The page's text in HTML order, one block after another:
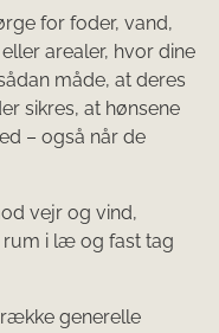
for foder, vand,
arealer, hvor dine
måde, at deres
sikres, at hønsene
– også når de
vejr og vind,
rum i læ og fast tag
generelle